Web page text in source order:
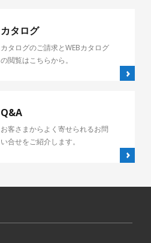
カタログ
カタログのご請求とWEBカタログ
の閲覧はこちらから。
Q&A
お客さまからよく寄せられるお問
い合せをご紹介します。